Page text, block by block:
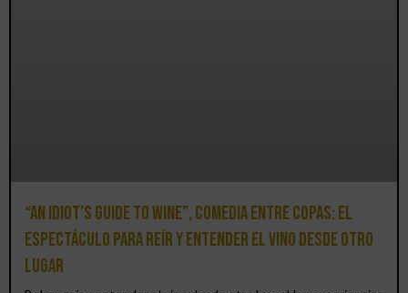
“An Idiot’s Guide to Wine”, comedia entre copas: el
espectáculo para reír y entender el vino desde otro
lugar